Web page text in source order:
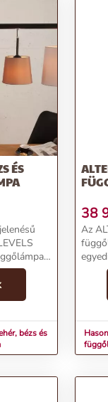
ÉS
Men...
bézs és
38
Az